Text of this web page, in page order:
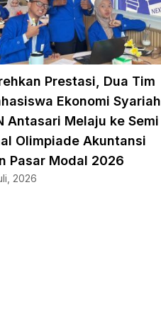
Prestasi, Dua Tim
Ekonomi Syariah
Antasari Melaju ke Semi
Olimpiade Akuntansi
Pasar Modal 2026
2026